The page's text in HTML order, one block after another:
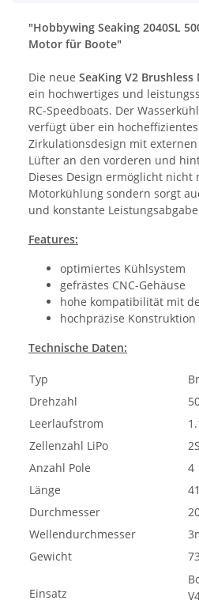
"Hobbywing Seaking 2040SL
Motor für Boote"
Die neue SeaKing V2
ein hochwertiges und
RC-Speedboats. Der
verfügt über ein
Zirkulationsdesign mit
Lüfter an den vorderen und
Dieses Design ermöglicht nicht
Motorkühlung sondern sorgt
und konstante
Features:
optimiertes Kühlsystem
gefrästes CNC-Gehäuse
hohe kompatibilität mit
hochpräzise
Technische Daten:
Typ
Drehzahl
Leerlaufstrom
Zellenzahl LiPo
2S
Anzahl Pole
4
Länge
Durchmesser
Wellendurchmesser
Gewicht
Einsatz